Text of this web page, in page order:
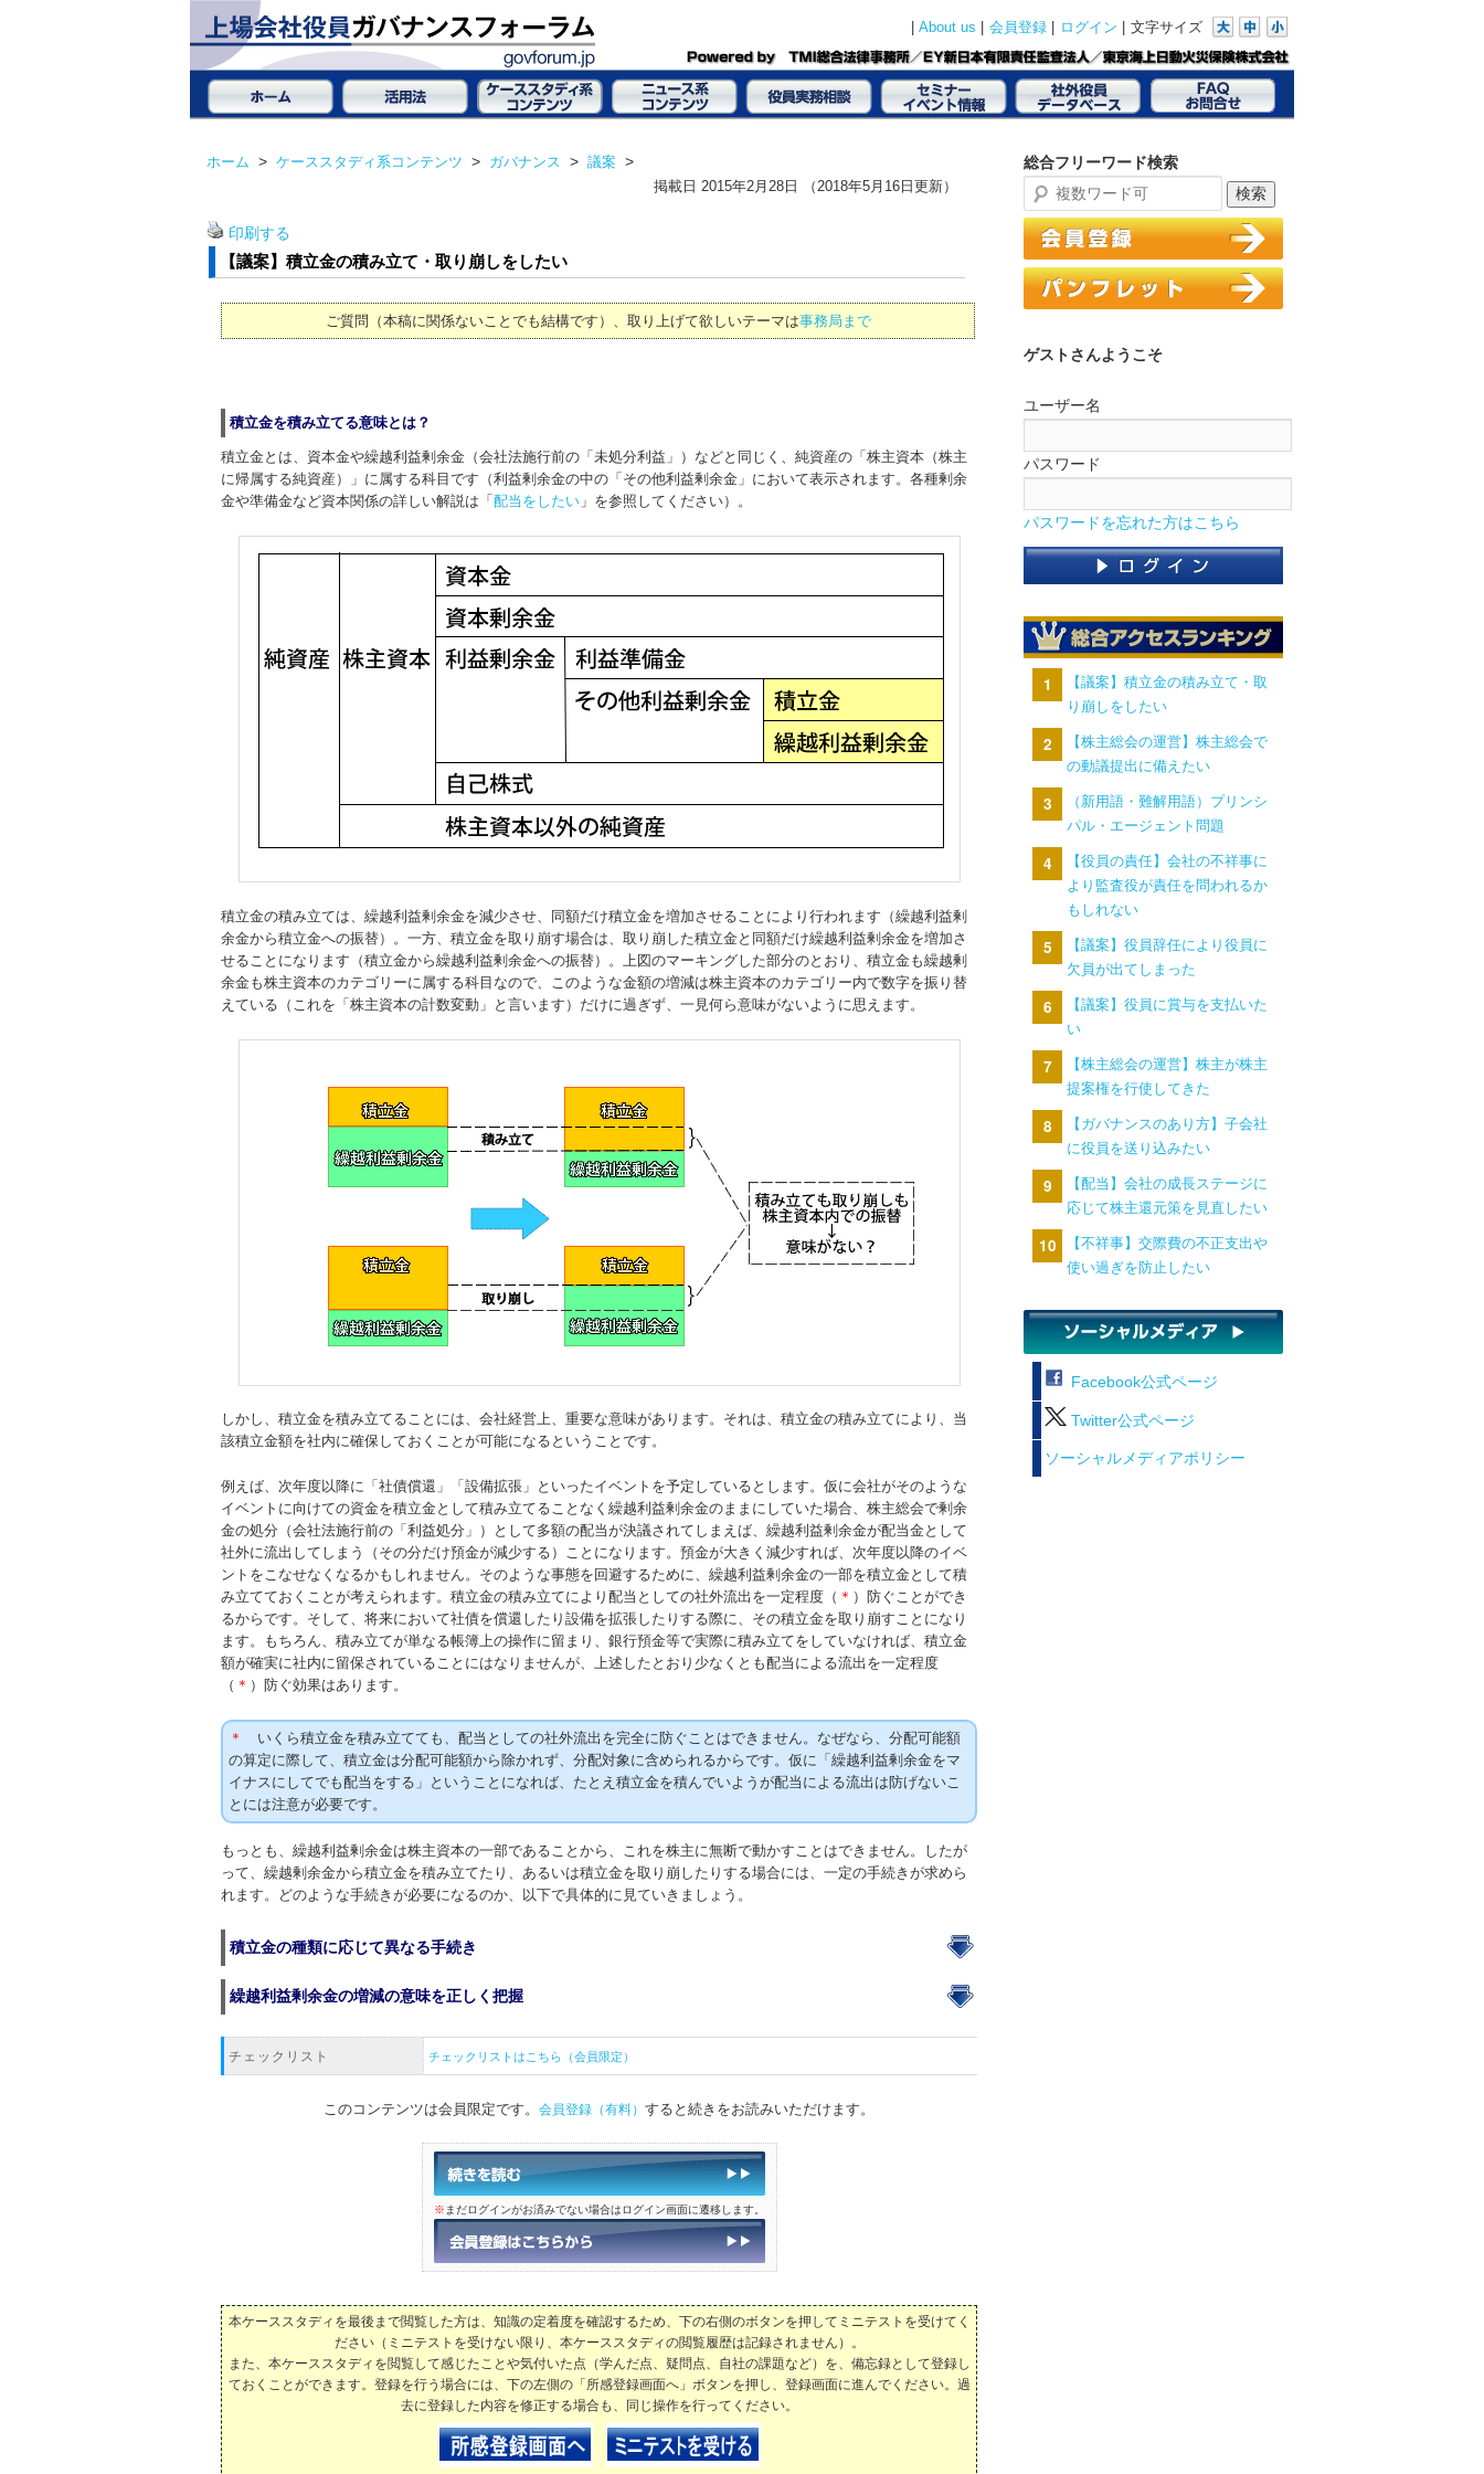
About us 会員登録 ログイン 文字サイズ
ホーム > ケーススタディ系コンテンツ > ガバナンス > 議案 >
掲載日 2015年2月28日 （2018年5月16日更新）
印刷する
【議案】積立金の積み立て・取り崩しをしたい
ご質問（本稿に関係ないことでも結構です）、取り上げて欲しいテーマは事務局まで
積立金を積み立てる意味とは？
積立金とは、資本金や繰越利益剰余金（会社法施行前の「未処分利益」）などと同じく、純資産の「株主資本（株主
に帰属する純資産）」に属する科目です（利益剰余金の中の「その他利益剰余金」において表示されます。各種剰余
金や準備金など資本関係の詳しい解説は「配当をしたい 」を参照してください）。
積立金の積み立ては、繰越利益剰余金を減少させ、同額だけ積立金を増加させることにより行われます（繰越利益剰
余金から積立金への振替）。一方、積立金を取り崩す場合は、取り崩した積立金と同額だけ繰越利益剰余金を増加さ
せることになります（積立金から繰越利益剰余金への振替）。上図のマーキングした部分のとおり、積立金も繰越剰
余金も株主資本のカテゴリーに属する科目なので、このような金額の増減は株主資本のカテゴリー内で数字を振り替
えている（これを「株主資本の計数変動」と言います）だけに過ぎず、一見何ら意味がないように思えます。
しかし、積立金を積み立てることには、会社経営上、重要な意味があります。それは、積立金の積み立てにより、当
該積立金額を社内に確保しておくことが可能になるということです。
例えば、次年度以降に「社債償還」「設備拡張」といったイベントを予定しているとします。仮に会社がそのような
イベントに向けての資金を積立金として積み立てることなく繰越利益剰余金のままにしていた場合、株主総会で剰余
金の処分（会社法施行前の「利益処分」）として多額の配当が決議されてしまえば、繰越利益剰余金が配当金として
社外に流出してしまう（その分だけ預金が減少する）ことになります。預金が大きく減少すれば、次年度以降のイベ
ントをこなせなくなるかもしれません。そのような事態を回避するために、繰越利益剰余金の一部を積立金として積
み立てておくことが考えられます。積立金の積み立てにより配当としての社外流出を一定程度（ ＊ ）防ぐことができ
るからです。そして、将来において社債を償還したり設備を拡張したりする際に、その積立金を取り崩すことになり
ます。もちろん、積み立てが単なる帳簿上の操作に留まり、銀行預金等で実際に積み立てをしていなければ、積立金
額が確実に社内に留保されていることにはなりませんが、上述したとおり少なくとも配当による流出を一定程度
（ ＊ ）防ぐ効果はあります。
＊
いくら積立金を積み立てても、配当としての社外流出を完全に防ぐことはできません。なぜなら、分配可能額
の算定に際して、積立金は分配可能額から除かれず、分配対象に含められるからです。仮に「繰越利益剰余金をマ
イナスにしてでも配当をする」ということになれば、たとえ積立金を積んでいようが配当による流出は防げないこ
とには注意が必要です。
もっとも、繰越利益剰余金は株主資本の一部であることから、これを株主に無断で動かすことはできません。したが
って、繰越剰余金から積立金を積み立てたり、あるいは積立金を取り崩したりする場合には、一定の手続きが求めら
れます。どのような手続きが必要になるのか、以下で具体的に見ていきましょう。
積立金の種類に応じて異なる手続き
繰越利益剰余金の増減の意味を正しく把握
チェックリスト チェックリストはこちら（会員限定）
このコンテンツは会員限定です。会員登録（有料）すると続きをお読みいただけます。
※ まだログインがお済みでない場合はログイン画面に遷移します。
本ケーススタディを最後まで閲覧した方は、知識の定着度を確認するため、下の右側のボタンを押してミニテストを受けてく
ださい（ミニテストを受けない限り、本ケーススタディの閲覧履歴は記録されません）。
また、本ケーススタディを閲覧して感じたことや気付いた点（学んだ点、疑問点、自社の課題など）を、備忘録として登録し
ておくことができます。登録を行う場合には、下の左側の「所感登録画面へ」ボタンを押し、登録画面に進んでください。過
去に登録した内容を修正する場合も、同じ操作を行ってください。
総合フリーワード検索
ゲストさんようこそ
ユーザー名
パスワード
パスワードを忘れた方はこちら
【議案】積立金の積み立て・取
り崩しをしたい
【株主総会の運営】株主総会で
の動議提出に備えたい
（新用語・難解用語）プリンシ
パル・エージェント問題
【役員の責任】会社の不祥事に
より監査役が責任を問われるか
もしれない
【議案】役員辞任により役員に
欠員が出てしまった
【議案】役員に賞与を支払いた
い
【株主総会の運営】株主が株主
提案権を行使してきた
【ガバナンスのあり方】子会社
に役員を送り込みたい
【配当】会社の成長ステージに
応じて株主還元策を見直したい
【不祥事】交際費の不正支出や
使い過ぎを防止したい
Facebook公式ページ
Twitter公式ページ
ソーシャルメディアポリシー